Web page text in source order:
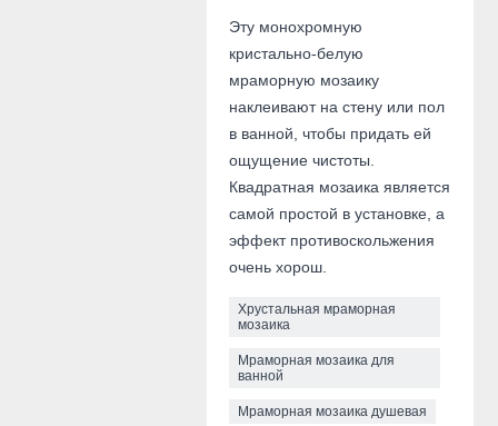
Эту монохромную
кристально-белую
мраморную мозаику
наклеивают на стену или пол
в ванной, чтобы придать ей
ощущение чистоты.
Квадратная мозаика является
самой простой в установке, а
эффект противоскольжения
очень хорош.
Хрустальная мраморная
мозаика
Мраморная мозаика для
ванной
Мраморная мозаика душевая